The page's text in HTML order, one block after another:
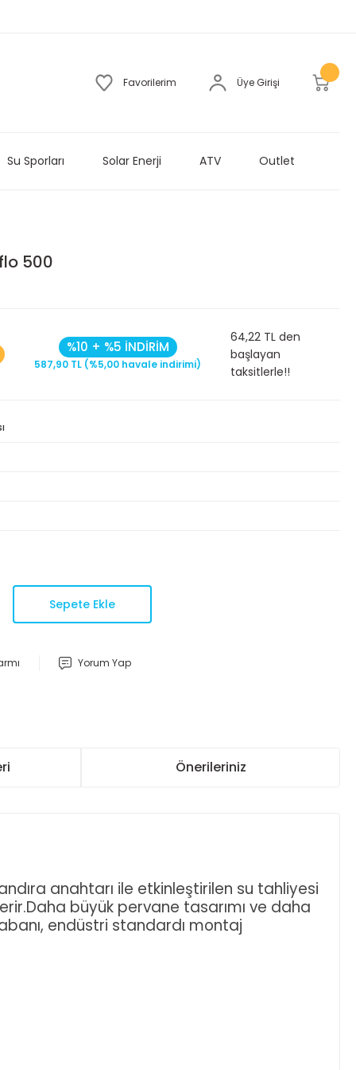
Favorilerim Üye Girişi
Su Sporları Solar Enerji ATV Outlet
500
%10 + %5 İNDİRİM
587,90 TL (%5,00 havale indirimi)
64,22 TL den
başlayan
taksitlerle!!
Sepete Ekle
Yorum Yap
Önerileriniz
anahtarı ile etkinleştirilen su tahliyesi
büyük pervane tasarımı ve daha
endüstri standardı montaj